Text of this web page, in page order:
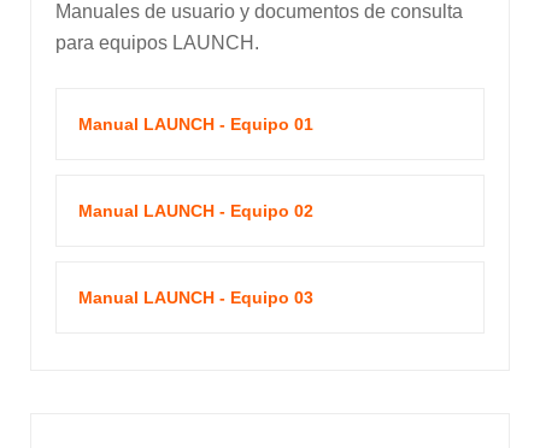
Manuales de usuario y documentos de consulta
para equipos LAUNCH.
Manual LAUNCH - Equipo 01
Manual LAUNCH - Equipo 02
Manual LAUNCH - Equipo 03